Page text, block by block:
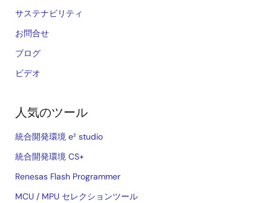
サステナビリティ
お問合せ
ブログ
ビデオ
人気のツール
統合開発環境 e² studio
統合開発環境 CS+
Renesas Flash Programmer
MCU / MPU セレクションツール